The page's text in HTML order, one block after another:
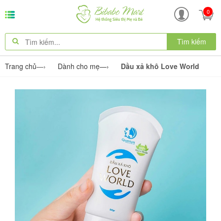
0
Tìm kiếm
Trang chủ—› Dành cho mẹ—› Dầu xả khô Love World